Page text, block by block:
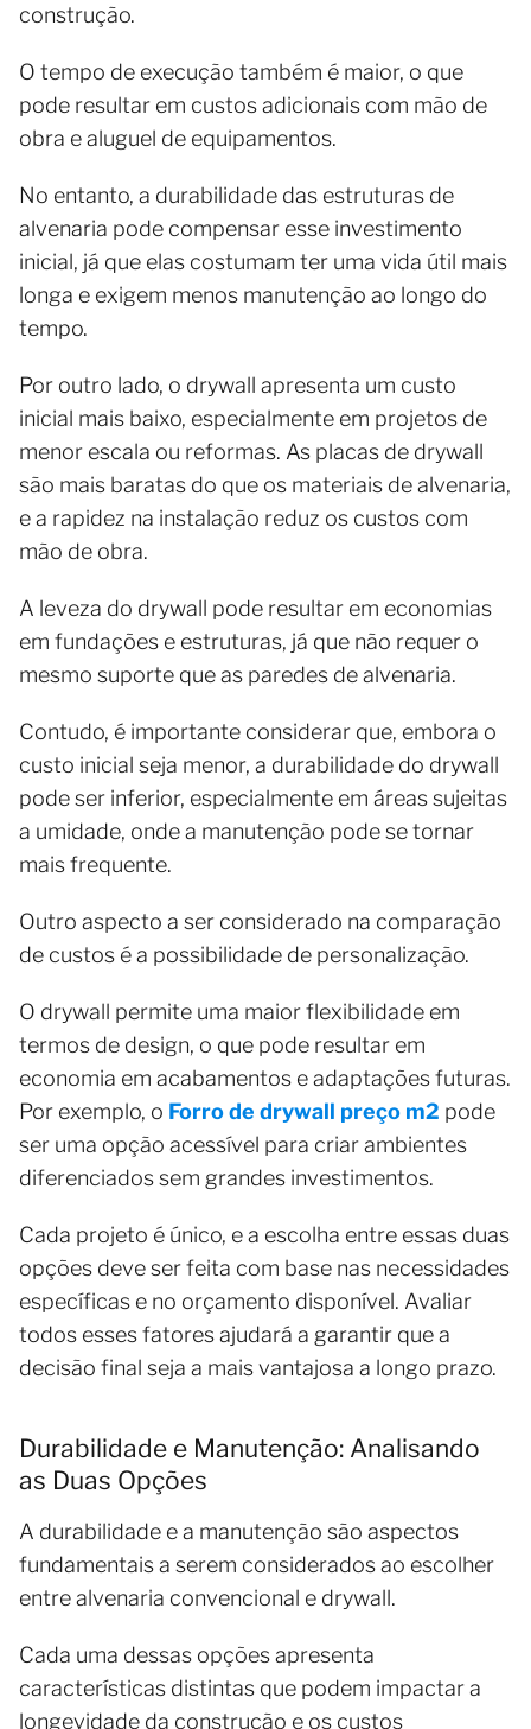
construção.
O tempo de execução também é maior, o que
pode resultar em custos adicionais com mão de
obra e aluguel de equipamentos.
No entanto, a durabilidade das estruturas de
alvenaria pode compensar esse investimento
inicial, já que elas costumam ter uma vida útil mais
longa e exigem menos manutenção ao longo do
tempo.
Por outro lado, o drywall apresenta um custo
inicial mais baixo, especialmente em projetos de
menor escala ou reformas. As placas de drywall
são mais baratas do que os materiais de alvenaria,
e a rapidez na instalação reduz os custos com
mão de obra.
A leveza do drywall pode resultar em economias
em fundações e estruturas, já que não requer o
mesmo suporte que as paredes de alvenaria.
Contudo, é importante considerar que, embora o
custo inicial seja menor, a durabilidade do drywall
pode ser inferior, especialmente em áreas sujeitas
a umidade, onde a manutenção pode se tornar
mais frequente.
Outro aspecto a ser considerado na comparação
de custos é a possibilidade de personalização.
O drywall permite uma maior flexibilidade em
termos de design, o que pode resultar em
economia em acabamentos e adaptações futuras.
Por exemplo, o Forro de drywall preço m2 pode
ser uma opção acessível para criar ambientes
diferenciados sem grandes investimentos.
Cada projeto é único, e a escolha entre essas duas
opções deve ser feita com base nas necessidades
específicas e no orçamento disponível. Avaliar
todos esses fatores ajudará a garantir que a
decisão final seja a mais vantajosa a longo prazo.
Durabilidade e Manutenção: Analisando
as Duas Opções
A durabilidade e a manutenção são aspectos
fundamentais a serem considerados ao escolher
entre alvenaria convencional e drywall.
Cada uma dessas opções apresenta
características distintas que podem impactar a
longevidade da construção e os custos